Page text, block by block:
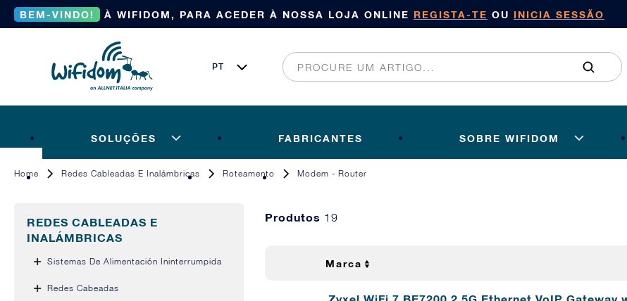
BEM-VINDO! À WIFIDOM, PARA ACEDER À NOSSA LOJA ONLINE REGISTA-TE OU INICIA SESSÃO
SOLUÇÕES FABRICANTES SOBRE WIFIDOM
Home Redes Cableadas E Inalámbricas Roteamento Modem - Router
REDES CABLEADAS E
INALÁMBRICAS
Sistemas De Alimentación Ininterrumpida
Redes Cabeadas
Produtos 19
Marca